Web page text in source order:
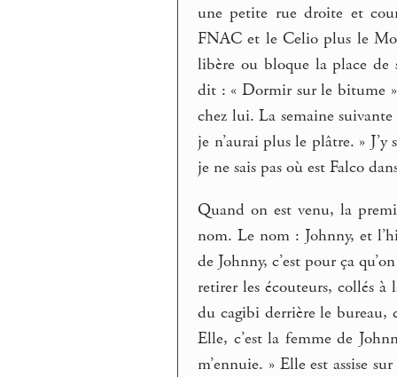
une petite rue droite et
FNAC et le Celio plus le
libère ou bloque la place
dit : « Dormir sur le bitume
chez lui. La semaine
je n’aurai plus le plâtre. »
je ne sais pas où est Falco
Quand on est venu, la
nom. Le nom : Johnny, et
de Johnny, c’est pour ça
retirer les écouteurs, collés à
du cagibi derrière le bureau,
Elle, c’est la femme de
m’ennuie. » Elle est assise